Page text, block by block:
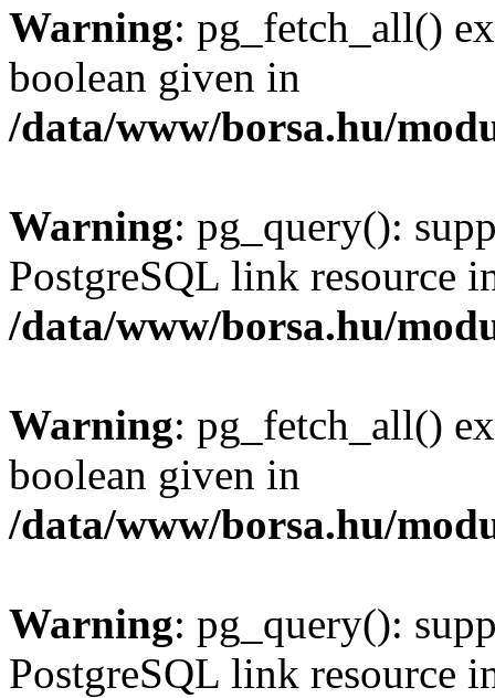
Warning: pg_fetch_all()
boolean given in
/data/www/borsa.hu/
Warning: pg_query():
PostgreSQL link resource
/data/www/borsa.hu/
Warning: pg_fetch_all()
boolean given in
/data/www/borsa.hu/
Warning: pg_query():
PostgreSQL link resource